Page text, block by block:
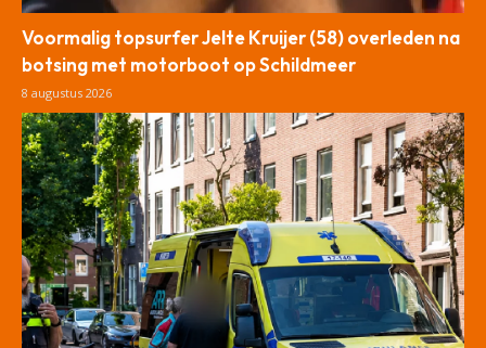
Voormalig topsurfer Jelte Kruijer (58) overleden na
botsing met motorboot op Schildmeer
8 augustus 2026